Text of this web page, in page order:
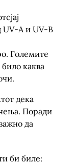
UV-A и UV-B
Големите
каква
дека
Поради
да
би биле: